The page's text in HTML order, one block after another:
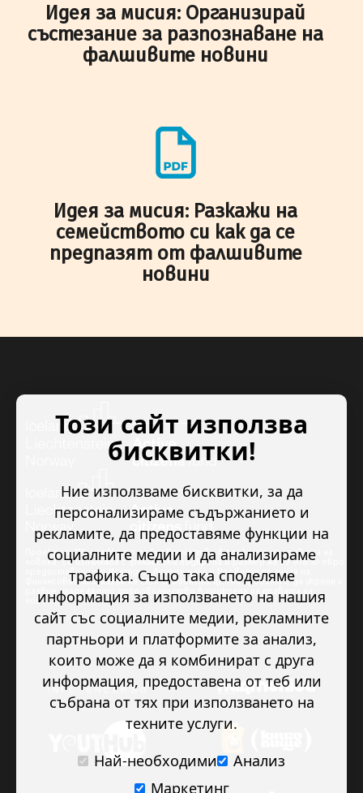
Идея за мисия: Организирай
състезание за разпознаване на
фалшивите новини
Идея за мисия: Разкажи на
семейството си как да се
предпазят от фалшивите
новини
Проектът “Младежкото доброволчество в подкрепа на правата на
човека” се изпълнява с финансова подкрепа в размер на 89 978.50 евро,
предоставена от Исландия, Лихтенщайн и Норвегия по линия на
Финансовия механизъм на ЕИП. Основната цел на проекта е да укрепи и
развие младежкото доброволчество в подкрепа на правата на
човека.
Този сайт използва
бисквитки!
Ние използваме бисквитки, за да
персонализираме съдържанието и
рекламите, да предоставяме функции на
социалните медии и да анализираме
трафика. Също така споделяме
информация за използването на нашия
сайт със социалните медии, рекламните
партньори и платформите за анализ,
които може да я комбинират с друга
информация, предоставена от теб или
събрана от тях при използването на
техните услуги.
Най-необходими
Анализ
Маркетинг